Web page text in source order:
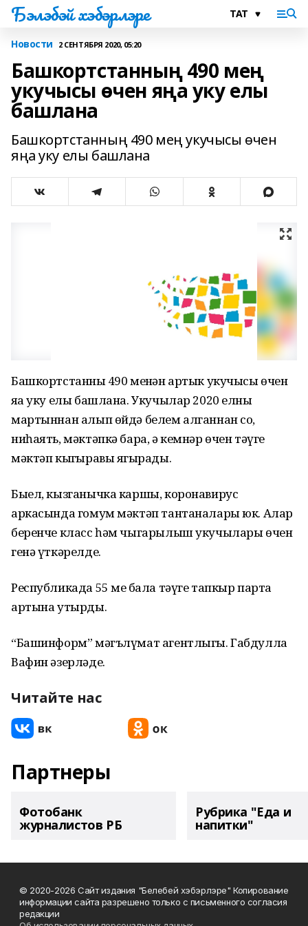
Бэлэбэй хэбэрлэре
Новости 2 СЕНТЯБРЯ 2020, 05:20
Башкортстанның 490 мең
укучысы өчен яңа уку елы
башлана
Башкортстанның 490 мең укучысы өчен
яңа уку елы башлана
Башкортстанның 490 меңнән артык укучысы өчен
яңа уку елы башлана. Укучылар 2020 елның
мартыннан алып өйдә белем алганнан соң,
ниһаять, мәктәпкә бара, ә кемнәр өчен тәүге
мәктәп кыңгыравы яңгырады.
Быел, кызганычка каршы, коронавирус
аркасында гомум мәктәп тантаналары юк. Алар
беренче класс һәм чыгарылыш укучылары өчен
генә үткәрелде.
Республикада 55 мең бала тәүге тапкыр парта
артына утырды.
“Башинформ” мәгълүмат агентлыгы. Габдулла
Вафин әзерләде.
Читайте нас
Партнеры
Фотобанк
журналистов РБ
Рубрика "Еда и
напитки"
© 2020-2026 Сайт издания "Белебей хэбэрлэре" Копирование
информации сайта разрешено только с письменного согласия
редакции